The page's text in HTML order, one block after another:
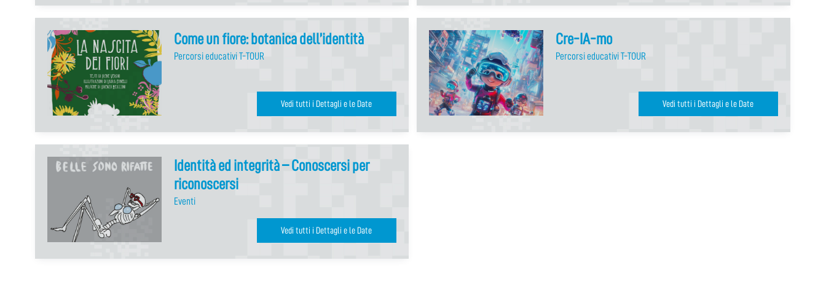
Come un fiore: botanica dell’identità
Percorsi educativi T-TOUR
Vedi tutti i Dettagli e le Date
Cre-IA-mo
Percorsi educativi T-TOUR
Vedi tutti i Dettagli e le Date
Identità ed integrità – Conoscersi per
riconoscersi
Eventi
Vedi tutti i Dettagli e le Date